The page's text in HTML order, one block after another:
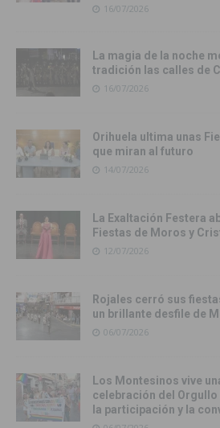
16/07/2026
La magia de la noche
tradición las calles de
16/07/2026
Orihuela ultima unas
que miran al futuro
14/07/2026
La Exaltación Festera
Fiestas de Moros y
12/07/2026
Rojales cerró sus
un brillante desfile de
06/07/2026
Los Montesinos vive
celebración del Orgullo
la participación y la